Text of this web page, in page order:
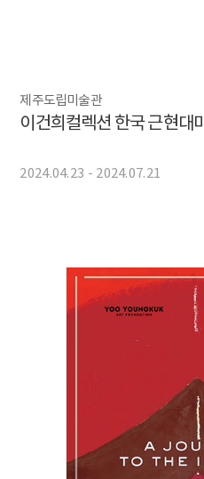
제주도립미술관
2024.04.23 - 2024.07.21